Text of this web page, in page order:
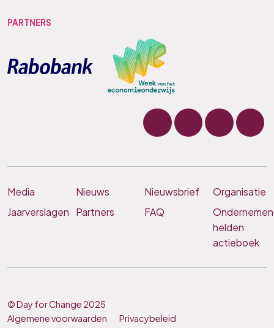
PARTNERS
Media Nieuws Nieuwsbrief
Organisatie
Jaarverslagen
Partners FAQ
helden
actieboek
© Day for Change 2025
Algemene voorwaarden
Privacybeleid